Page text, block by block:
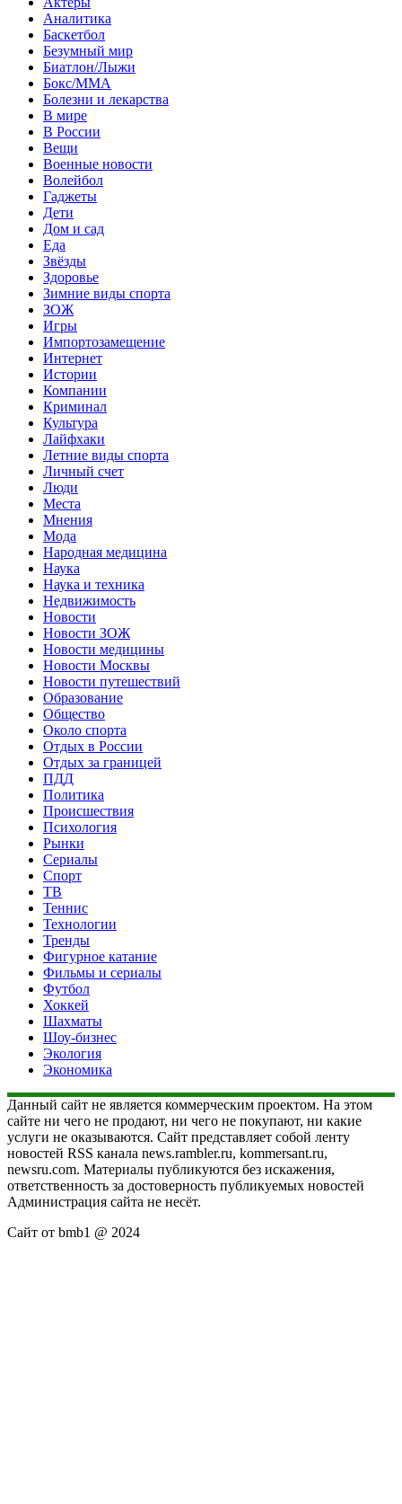
Аналитика
Баскетбол
Безумный мир
Биатлон/Лыжи
Бокс/MMA
Болезни и лекарства
В мире
В России
Вещи
Военные новости
Волейбол
Гаджеты
Дети
Дом и сад
Еда
Звёзды
Здоровье
Зимние виды спорта
ЗОЖ
Игры
Импортозамещение
Интернет
Истории
Компании
Криминал
Культура
Лайфхаки
Летние виды спорта
Личный счет
Люди
Места
Мнения
Мода
Народная медицина
Наука
Наука и техника
Недвижимость
Новости
Новости ЗОЖ
Новости медицины
Новости Москвы
Новости путешествий
Образование
Общество
Около спорта
Отдых в России
Отдых за границей
ПДД
Политика
Происшествия
Психология
Рынки
Сериалы
Спорт
ТВ
Теннис
Технологии
Тренды
Фигурное катание
Фильмы и сериалы
Футбол
Хоккей
Шахматы
Шоу-бизнес
Экология
Экономика
Данный сайт не является коммерческим проектом. На этом
сайте ни чего не продают, ни чего не покупают, ни какие
услуги не оказываются. Сайт представляет собой ленту
новостей RSS канала news.rambler.ru, kommersant.ru,
newsru.com. Материалы публикуются без искажения,
ответственность за достоверность публикуемых новостей
Администрация сайта не несёт.
Сайт от bmb1 @ 2024